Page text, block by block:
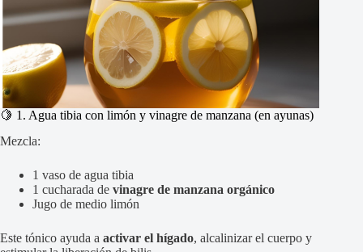
🍋 1. Agua tibia con limón y vinagre de manzana (en ayunas)
Mezcla:
1 vaso de agua tibia
1 cucharada de vinagre de manzana orgánico
Jugo de medio limón
Este tónico ayuda a activar el hígado, alcalinizar el cuerpo y